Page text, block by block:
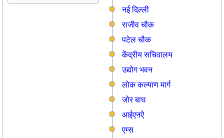
नई दिल्ली
राजीव चौक
पटेल चौक
केंद्रीय सचिवालय
उद्योग भवन
लोक कल्याण मार्ग
जोर बाघ
आईएनऐ
एम्स